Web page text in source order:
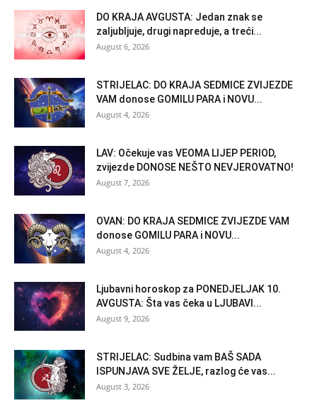
DO KRAJA AVGUSTA: Jedan znak se
zaljubljuje, drugi napreduje, a treći...
August 6, 2026
STRIJELAC: DO KRAJA SEDMICE ZVIJEZDE
VAM donose GOMILU PARA i NOVU...
August 4, 2026
LAV: Očekuje vas VEOMA LIJEP PERIOD,
zvijezde DONOSE NEŠTO NEVJEROVATNO!
August 7, 2026
OVAN: DO KRAJA SEDMICE ZVIJEZDE VAM
donose GOMILU PARA i NOVU...
August 4, 2026
Ljubavni horoskop za PONEDJELJAK 10.
AVGUSTA: Šta vas čeka u LJUBAVI...
August 9, 2026
STRIJELAC: Sudbina vam BAŠ SADA
ISPUNJAVA SVE ŽELJE, razlog će vas...
August 3, 2026